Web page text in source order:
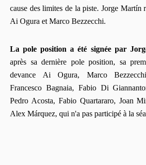
cause des limites de la piste. Jorge Martín
Ai Ogura et Marco Bezzecchi.
La pole position a été signée par
après sa dernière pole position, sa
devance Ai Ogura, Marco
Francesco Bagnaia, Fabio Di
Pedro Acosta, Fabio Quartararo, Joan
Alex Márquez, qui n'a pas participé à la